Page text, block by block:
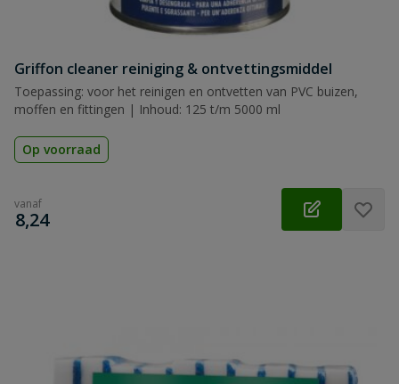
Griffon cleaner reiniging & ontvettingsmiddel
Toepassing: voor het reinigen en ontvetten van PVC buizen,
moffen en fittingen | Inhoud: 125 t/m 5000 ml
Op voorraad
vanaf
€
8,24